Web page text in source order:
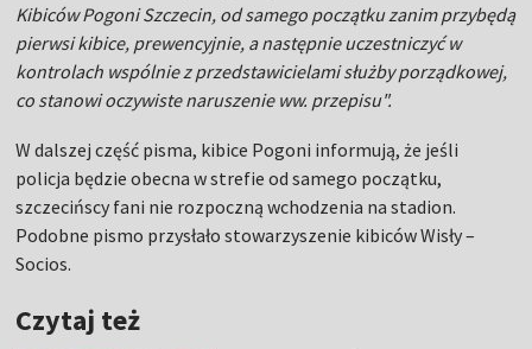
Kibiców Pogoni Szczecin, od samego początku zanim przybędą
pierwsi kibice, prewencyjnie, a następnie uczestniczyć w
kontrolach wspólnie z przedstawicielami służby porządkowej,
co stanowi oczywiste naruszenie ww. przepisu".
W dalszej część pisma, kibice Pogoni informują, że jeśli
policja będzie obecna w strefie od samego początku,
szczecińscy fani nie rozpoczną wchodzenia na stadion.
Podobne pismo przysłało stowarzyszenie kibiców Wisły –
Socios.
Czytaj też